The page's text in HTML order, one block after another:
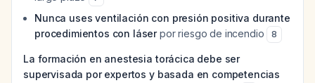
Nunca uses ventilación con presión positiva durante
procedimientos con láserpor riesgo de incendio 8
La formación en anestesia torácica debe ser
supervisada por expertos y basada en competencias